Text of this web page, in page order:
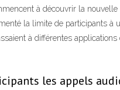
à découvrir la
la limite de participants
à différentes
les appels